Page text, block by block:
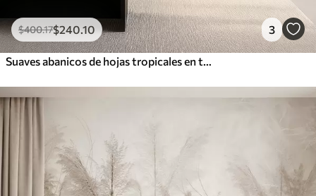
$400.17$240 .10 3